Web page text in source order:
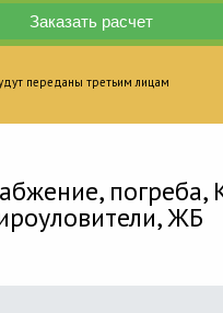
переданы третьим лицам
погреба,
ЖБ